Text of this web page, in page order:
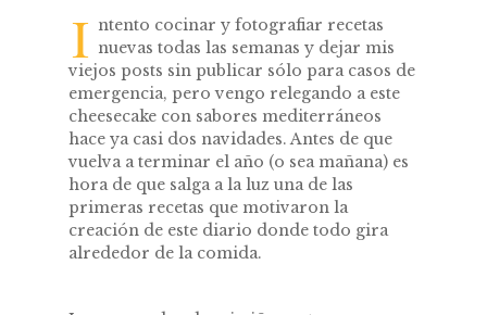
I ntento cocinar y fotografiar recetas
nuevas todas las semanas y dejar mis
viejos posts sin publicar sólo para casos de
emergencia, pero vengo relegando a este
cheesecake con sabores mediterráneos
hace ya casi dos navidades. Antes de que
vuelva a terminar el año (o sea mañana) es
hora de que salga a la luz una de las
primeras recetas que motivaron la
creación de este diario donde todo gira
alrededor de la comida.